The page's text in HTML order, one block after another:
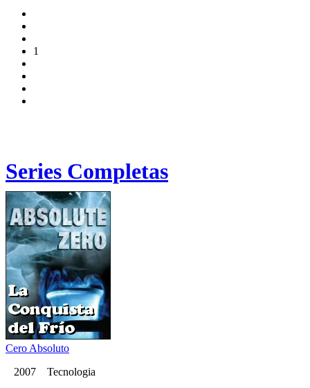
1
Series Completas
Cero Absoluto
2007 Tecnologia